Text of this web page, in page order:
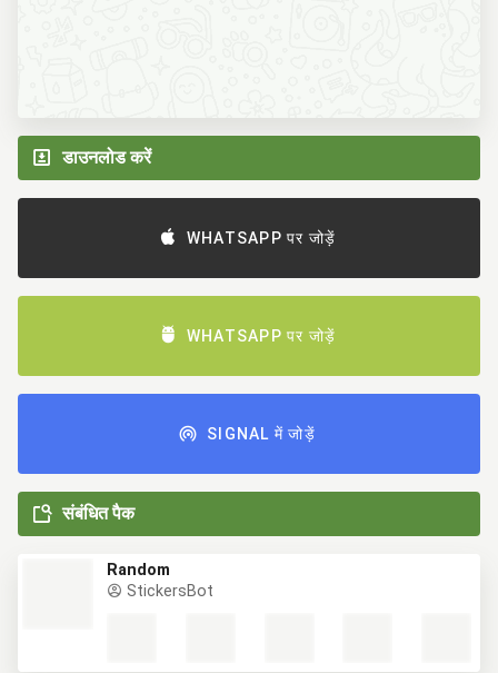
डाउनलोड करें
WHATSAPP पर जोड़ें
WHATSAPP पर जोड़ें
SIGNAL में जोड़ें
संबंधित पैक
Random
StickersBot